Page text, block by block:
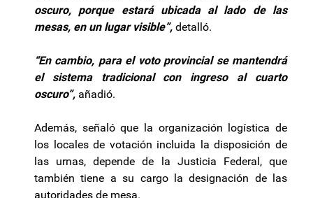
oscuro, porque estará ubicada al lado de las
mesas, en un lugar visible”, detalló.
“En cambio, para el voto provincial se mantendrá
el sistema tradicional con ingreso al cuarto
oscuro”, añadió.
Además, señaló que la organización logística de
los locales de votación incluida la disposición de
las urnas, depende de la Justicia Federal, que
también tiene a su cargo la designación de las
autoridades de mesa.